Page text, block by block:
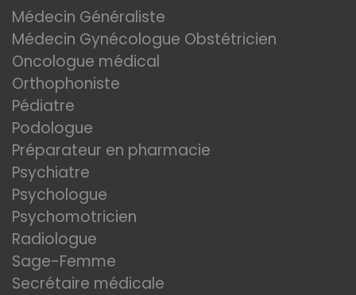
Médecin Généraliste
Médecin Gynécologue Obstétricien
Oncologue médical
Orthophoniste
Pédiatre
Podologue
Préparateur en pharmacie
Psychiatre
Psychologue
Psychomotricien
Radiologue
Sage-Femme
Secrétaire médicale